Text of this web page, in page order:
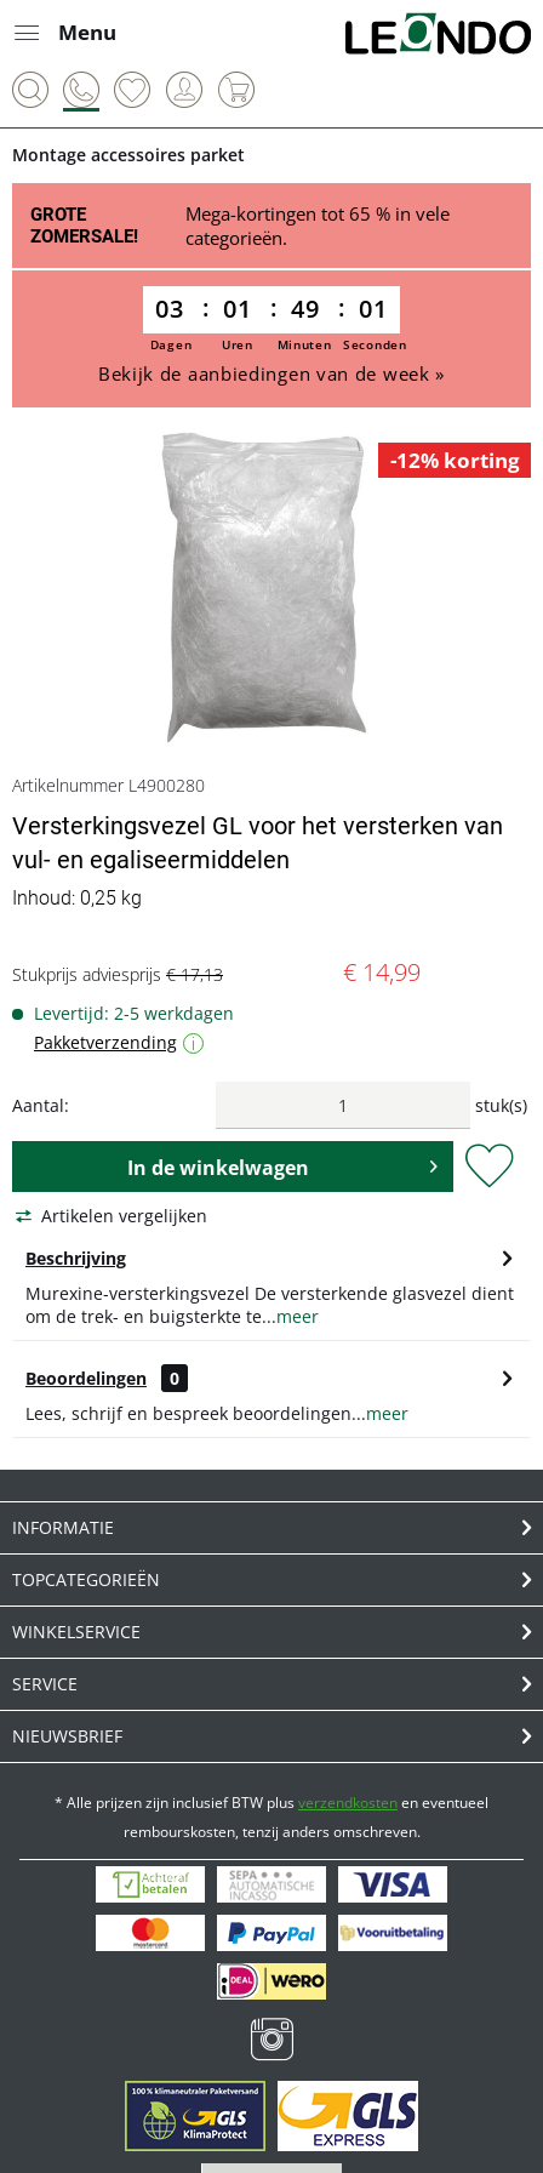
Menu
Montage accessoires parket
GROTE
ZOMERSALE!
Mega-kortingen tot 65 % in vele
categorieën.
03 01 49 01
Dagen Uren Minuten Seconden
Bekijk de aanbiedingen van de week »
-12% korting
Artikelnummer L4900280
Versterkingsvezel GL voor het versterken van
vul- en egaliseermiddelen
Inhoud: 0,25 kg
Stukprijs adviesprijs € 17,13 € 14,99
Levertijd: 2-5 werkdagen
Pakketverzending
i
Aantal: stuk(s)
In dewinkelwagen
Artikelen vergelijken
Beschrijving
Murexine-versterkingsvezel De versterkende glasvezel dient
om de trek- en buigsterkte te...meer
Beoordelingen
0
Lees, schrijf en bespreek beoordelingen...meer
INFORMATIE
TOPCATEGORIEËN
WINKELSERVICE
SERVICE
NIEUWSBRIEF
* Alle prijzen zijn inclusief BTW plusverzendkostenen eventueel
rembourskosten, tenzij anders omschreven.